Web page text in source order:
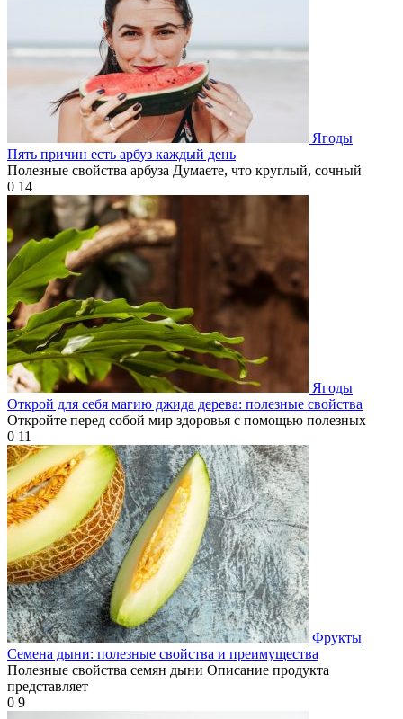
Ягоды
Пять причин есть арбуз каждый день
Полезные свойства арбуза Думаете, что круглый, сочный
0 14
Ягоды
Открой для себя магию джида дерева: полезные свойства
Откройте перед собой мир здоровья с помощью полезных
0 11
Фрукты
Семена дыни: полезные свойства и преимущества
Полезные свойства семян дыни Описание продукта
представляет
0 9